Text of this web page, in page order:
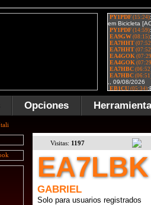
Opciones
Visitas: 1197
EA7LBK
GABRIEL
Solo para usuarios registrados